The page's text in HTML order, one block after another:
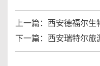
上一篇： 西安德福尔生
下一篇： 西安瑞特尔旅